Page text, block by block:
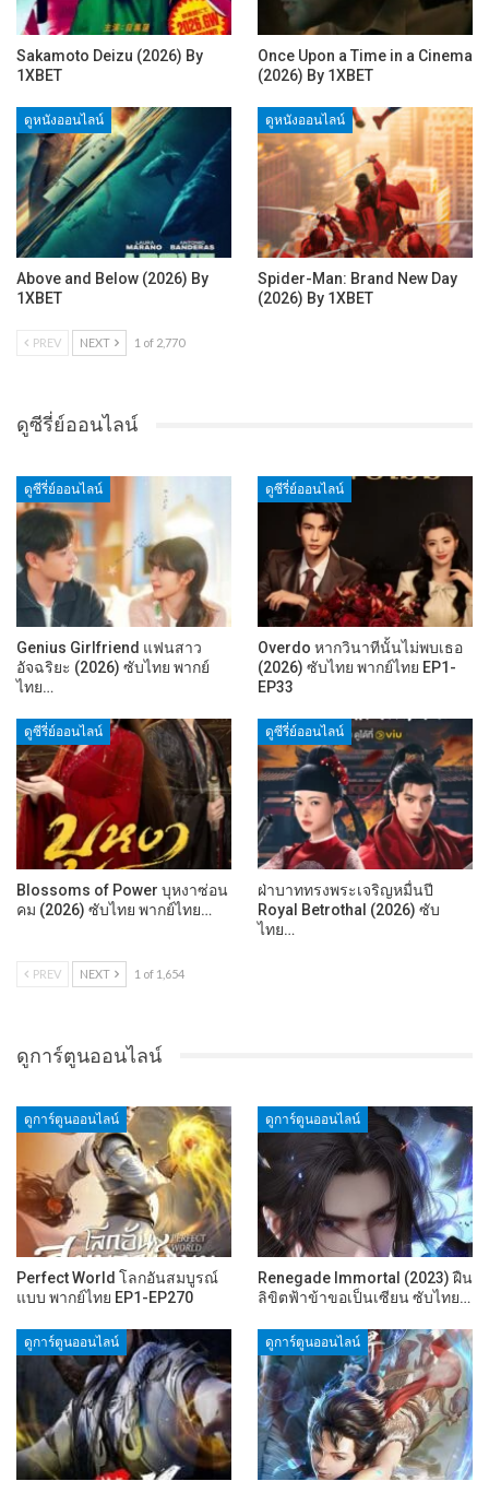
Sakamoto Deizu (2026) By
1XBET
Once Upon a Time in a Cinema
(2026) By 1XBET
ดูหนังออนไลน์
Above and Below (2026) By
1XBET
ดูหนังออนไลน์
Spider-Man: Brand New Day
(2026) By 1XBET
PREV NEXT 1 of 2,770
ดูซีรี่ย์ออนไลน์
ดูซีรี่ย์ออนไลน์
Genius Girlfriend แฟนสาว
อัจฉริยะ (2026) ซับไทย พากย์
ไทย…
ดูซีรี่ย์ออนไลน์
Overdo หากวินาทีนั้นไม่พบเธอ
(2026) ซับไทย พากย์ไทย EP1-
EP33
ดูซีรี่ย์ออนไลน์
Blossoms of Power บุหงาซ่อน
คม (2026) ซับไทย พากย์ไทย…
ดูซีรี่ย์ออนไลน์
ฝ่าบาททรงพระเจริญหมื่นปี
Royal Betrothal (2026) ซับ
ไทย…
PREV NEXT 1 of 1,654
ดูการ์ตูนออนไลน์
ดูการ์ตูนออนไลน์
Perfect World โลกอันสมบูรณ์
แบบ พากย์ไทย EP1-EP270
ดูการ์ตูนออนไลน์
Renegade Immortal (2023) ฝืน
ลิขิตฟ้าข้าขอเป็นเซียน ซับไทย…
ดูการ์ตูนออนไลน์ ดูการ์ตูนออนไลน์